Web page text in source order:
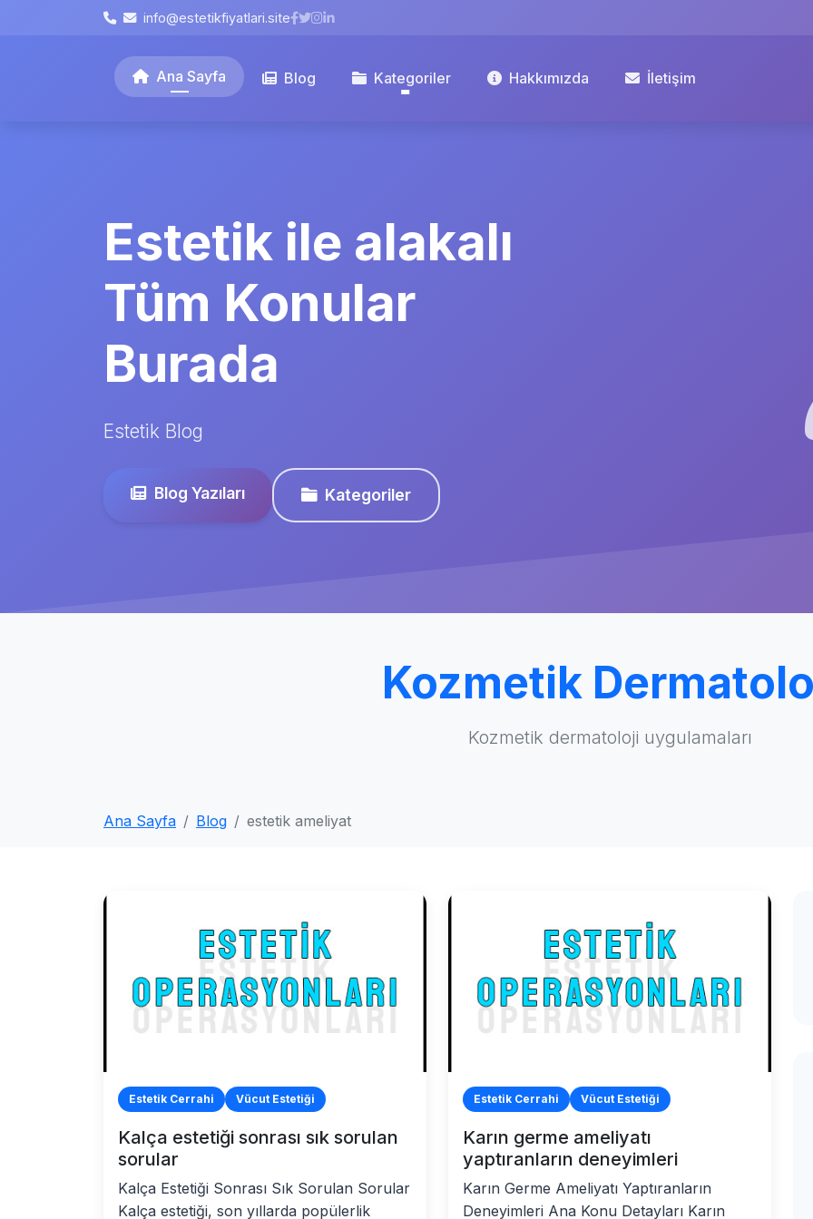
info@estetikfiyatlari.site
Ana Sayfa Blog Kategoriler Hakkımızda İletişim
Estetik ile alakalı
Tüm Konular
Burada
Estetik Blog
Blog Yazıları Kategoriler
Kozmetik
Kozmetik dermatoloji uygulamaları
Ana Sayfa Blog estetik ameliyat
Estetik Cerrahi Vücut Estetiği
Kalça estetiği sonrası sık sorulan
sorular
Kalça Estetiği Sonrası Sık Sorulan Sorular
Kalça estetiği, son yıllarda popülerlik
Estetik Cerrahi Vücut Estetiği
Karın germe ameliyatı
yaptıranların deneyimleri
Karın Germe Ameliyatı Yaptıranların
Deneyimleri Ana Konu Detayları Karın